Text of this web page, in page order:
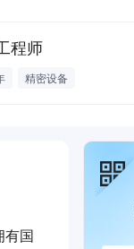
程师
精密设备
有国